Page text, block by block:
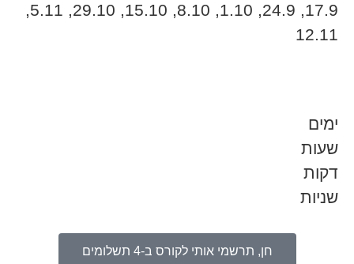
17.9, 24.9, 1.10, 8.10, 15.10, 29.10, 5.11,
12.11
ימים
שעות
דקות
שניות
חן, תרשמי אותי לקורס ב-4 תשלומים